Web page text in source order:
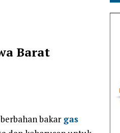
Barat
bakar gas